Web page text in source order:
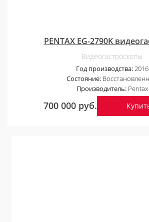
PENTAX EG-2790K
Видеогастроскопы
Год производства:2016
Состояние:
Производитель:Pentax
700 000 руб.